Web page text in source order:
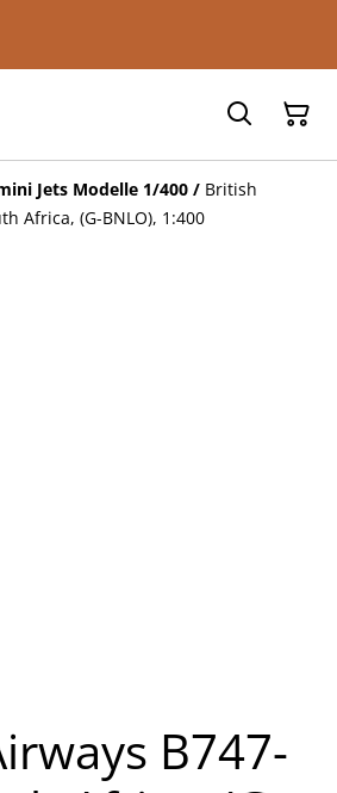
Jets Modelle 1/400 / British
Africa, (G-BNLO), 1:400
B747-